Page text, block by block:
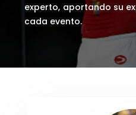
experto, aportando su
cada evento.